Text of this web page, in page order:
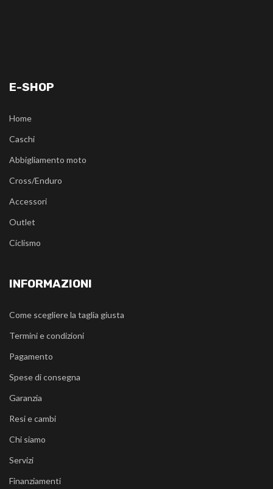
E-SHOP
Home
Caschi
Abbigliamento moto
Cross/Enduro
Accessori
Outlet
Ciclismo
INFORMAZIONI
Come scegliere la taglia giusta
Termini e condizioni
Pagamento
Spese di consegna
Garanzia
Resi e cambi
Chi siamo
Servizi
Finanziamenti